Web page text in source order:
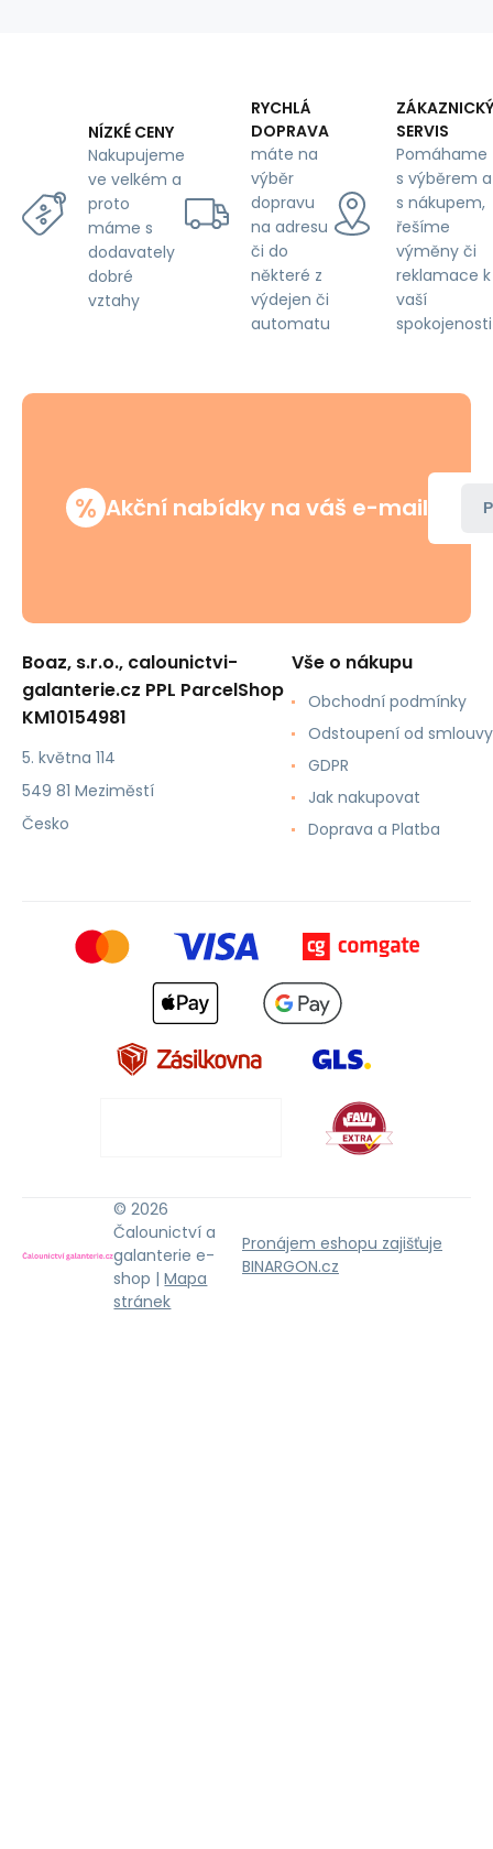
NÍZKÉ CENY
Nakupujeme
ve velkém a
proto
máme s
dodavately
dobré
vztahy
RYCHLÁ
DOPRAVA
máte na
výběr
dopravu
na adresu
či do
některé z
výdejen či
automatu
ZÁKAZNICKÝ
SERVIS
Pomáhame
s výběrem a
s nákupem,
řešíme
výměny či
reklamace k
vaší
spokojenosti
% Akční nabídky na váš e-mail
Boaz, s.r.o., calounictvi-
galanterie.cz PPL ParcelShop
KM10154981
5. května 114
549 81 Meziměstí
Česko
Vše o nákupu
Obchodní podmínky
Odstoupení od smlouvy
GDPR
Jak nakupovat
Doprava a Platba
© 2026
Čalounictví a
galanterie e-
shop |Mapa
stránek
Pronájem eshopu zajišťuje
BINARGON.cz